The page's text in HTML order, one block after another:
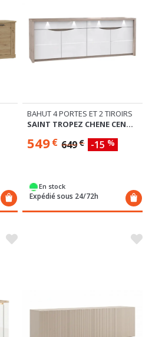
BAHUT 4 PORTES ET 2 TIROIRS
SAINT TROPEZ CHENE CENDRÉ/BLANC BRILLANT
549€ 649€ -15 %
En stock
Expédié sous 24/72h